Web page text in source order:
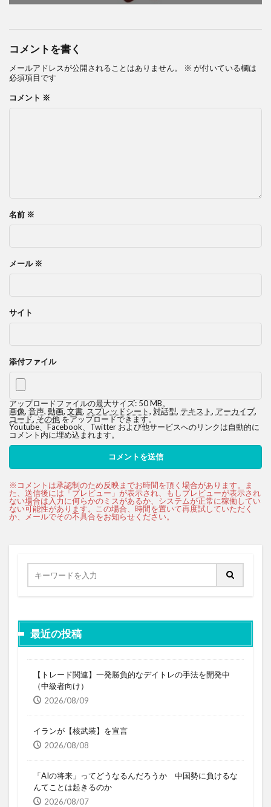
コメントを書く
メールアドレスが公開されることはありません。 ※ が付いている欄は
必須項目です
コメント ※
名前 ※
メール ※
サイト
添付ファイル
アップロードファイルの最大サイズ: 50 MB。
画像,音声, 動画,文書, スプレッドシート, 対話型, テキスト, アーカイブ,
コード,その他をアップロードできます。
Youtube、Facebook、Twitter および他サービスへのリンクは自動的に
コメント内に埋め込まれます。
最近の投稿
【トレード関連】一発勝負的なデイトレの手法を開発中
（中級者向け）
2026/08/09
イランが【核武装】を宣言
2026/08/08
「AIの将来」ってどうなるんだろうか 中国勢に負けるな
んてことは起きるのか
2026/08/07